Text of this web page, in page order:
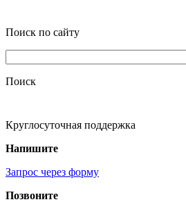
Поиск по сайту
Поиск
Круглосуточная поддержка
Напишите
Запрос через форму
Позвоните